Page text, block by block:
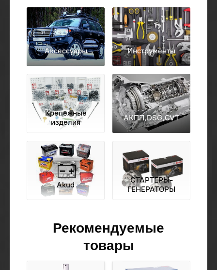
Аксессуары Инструменты
Крепежные
изделия
АКПП,DSG,CVT
Akud
СТАРТЕРЫ-
ГЕНЕРАТОРЫ
Рекомендуемые
товары